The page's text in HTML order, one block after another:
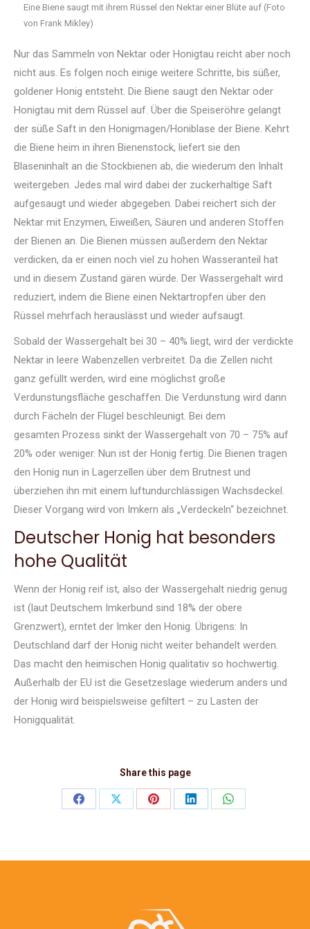
Eine Biene saugt mit ihrem Rüssel den Nektar einer Blüte auf (Foto
von Frank Mikley)
Nur das Sammeln von Nektar oder Honigtau reicht aber noch
nicht aus. Es folgen noch einige weitere Schritte, bis süßer,
goldener Honig entsteht. Die Biene saugt den Nektar oder
Honigtau mit dem Rüssel auf. Über die Speiseröhre gelangt
der süße Saft in den Honigmagen/Honiblase der Biene. Kehrt
die Biene heim in ihren Bienenstock, liefert sie den
Blaseninhalt an die Stockbienen ab, die wiederum den Inhalt
weitergeben. Jedes mal wird dabei der zuckerhaltige Saft
aufgesaugt und wieder abgegeben. Dabei reichert sich der
Nektar mit Enzymen, Eiweißen, Säuren und anderen Stoffen
der Bienen an. Die Bienen müssen außerdem den Nektar
verdicken, da er einen noch viel zu hohen Wasseranteil hat
und in diesem Zustand gären würde. Der Wassergehalt wird
reduziert, indem die Biene einen Nektartropfen über den
Rüssel mehrfach herauslässt und wieder aufsaugt.
Sobald der Wassergehalt bei 30 – 40% liegt, wird der verdickte
Nektar in leere Wabenzellen verbreitet. Da die Zellen nicht
ganz gefüllt werden, wird eine möglichst große
Verdunstungsfläche geschaffen. Die Verdunstung wird dann
durch Fächeln der Flügel beschleunigt. Bei dem
gesamten Prozess sinkt der Wassergehalt von 70 – 75% auf
20% oder weniger. Nun ist der Honig fertig. Die Bienen tragen
den Honig nun in Lagerzellen über dem Brutnest und
überziehen ihn mit einem luftundurchlässigen Wachsdeckel.
Dieser Vorgang wird von Imkern als „Verdeckeln“ bezeichnet.
Deutscher Honig hat besonders
hohe Qualität
Wenn der Honig reif ist, also der Wassergehalt niedrig genug
ist (laut Deutschem Imkerbund sind 18% der obere
Grenzwert), erntet der Imker den Honig. Übrigens: In
Deutschland darf der Honig nicht weiter behandelt werden.
Das macht den heimischen Honig qualitativ so hochwertig.
Außerhalb der EU ist die Gesetzeslage wiederum anders und
der Honig wird beispielsweise gefiltert – zu Lasten der
Honigqualität.
Share this page
Share
Share
Share
Share
Share